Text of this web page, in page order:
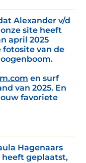
Alexander v/d
onze site heeft
april 2025
van de
en surf
van 2025. En
favoriete
Hagenaars
heeft geplaatst,